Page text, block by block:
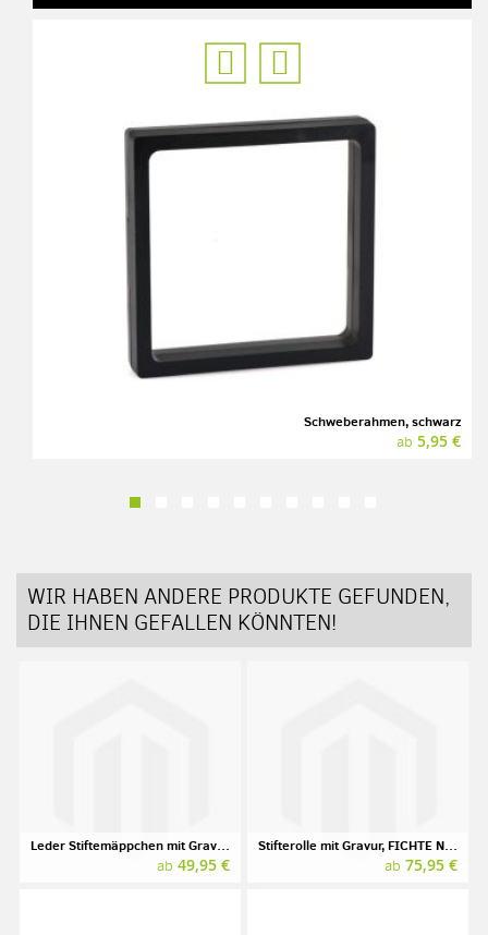
Schweberahmen, schwarz
ab 5,95 €
WIR HABEN ANDERE PRODUKTE GEFUNDEN,
DIE IHNEN GEFALLEN KÖNNTEN!
Leder Stiftemäppchen mit Gravur, Marke SONNENLEDER, Modell KAFKA
ab 49,95 €
Stifterolle mit Gravur, FICHTE Naturleder
ab 75,95 €